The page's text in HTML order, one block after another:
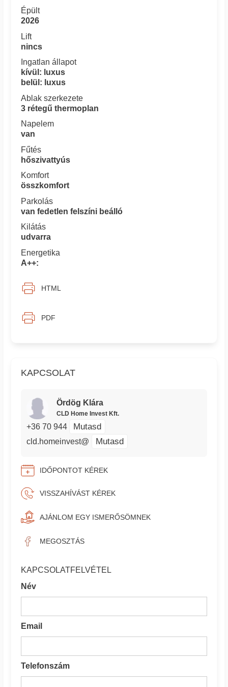
KAPCSOLAT
Ördög Klára
CLD Home Invest Kft.
+36 70 944 Mutasd
cld.homeinvest@ Mutasd
IDŐPONTOT KÉREK
VISSZAHÍVÁST KÉREK
AJÁNLOM EGY ISMERŐSÖMNEK
MEGOSZTÁS
KAPCSOLATFELVÉTEL
Név
Email
Telefonszám
Épült
2026
Lift
nincs
Ingatlan állapot
kívül: luxus
belül: luxus
Ablak szerkezete
3 rétegű thermoplan
Napelem
van
Fűtés
hőszivattyús
Komfort
összkomfort
Parkolás
van fedetlen felszíni beálló
Kilátás
udvarra
Energetika
A++:
HTML
PDF